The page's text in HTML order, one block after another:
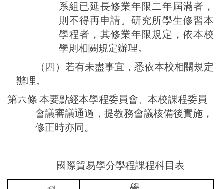
系組已延長修業年限二年屆滿者，
則不得再申請。研究所學生修習本
學程者，其修業年限規定，依本校
學則相關規定辦理。
（ 四 ）若有未盡事宜，悉依本校相關規定
辦理。
第六條 本要點經本學程委員會、本校課程委員
會議審議通過，提教務會議核備後實施，
修正時亦同。
國際貿易學分學程課程科目表